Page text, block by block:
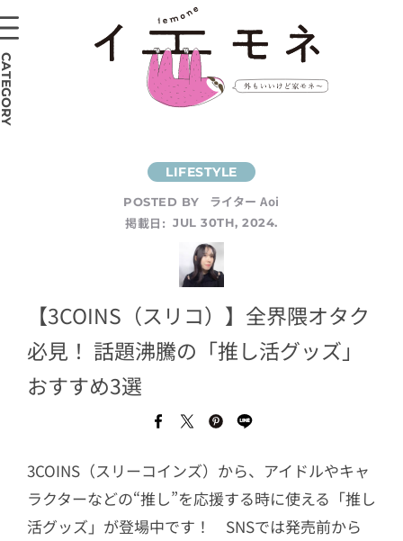
POSTED BY
ライター Aoi
掲載日: JUL 30TH, 2024.
【3COINS（スリコ）】全界隈オタク
必見！ 話題沸騰の「推し活グッズ」
おすすめ3選
3COINS（スリーコインズ）から、アイドルやキャ
ラクターなどの“推し”を応援する時に使える「推し
活グッズ」が登場中です！ SNSでは発売前から